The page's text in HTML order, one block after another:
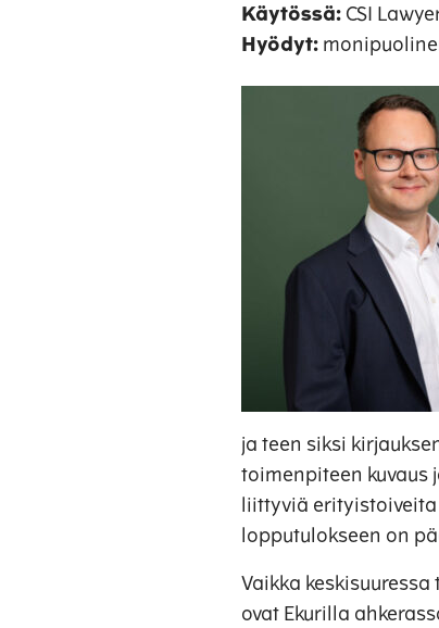
Käytössä: CSI
Hyödyt:
ja teen siksi
toimenpiteen kuvaus
liittyviä
lopputulokseen on
Vaikka
ovat Ekurilla